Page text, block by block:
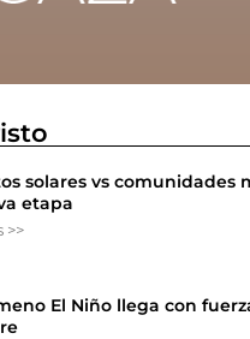
solares vs comunidades
etapa
>>
El Niño llega con